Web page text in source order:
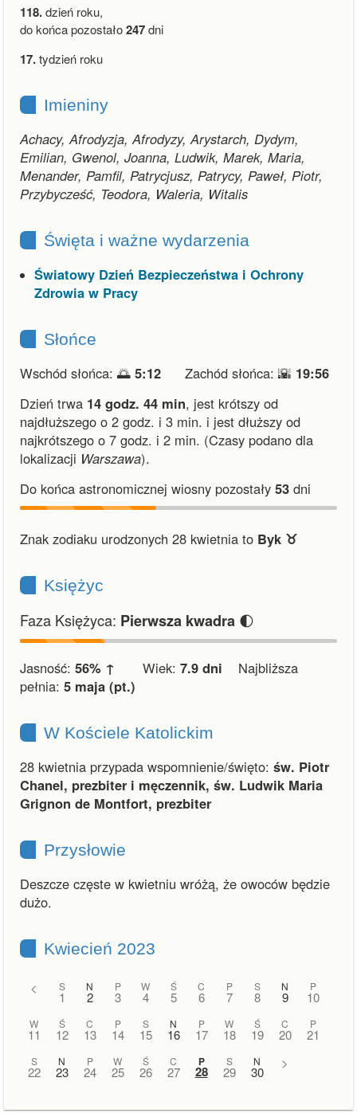
118.dzień roku,
do końca pozostało247dni
17.tydzień roku
Imieniny
Achacy, Afrodyzja, Afrodyzy, Arystarch, Dydym,
Emilian, Gwenol, Joanna, Ludwik, Marek, Maria,
Menander, Pamfil, Patrycjusz, Patrycy, Paweł, Piotr,
Przybycześć, Teodora, Waleria, Witalis
Święta i ważne wydarzenia
Światowy Dzień Bezpieczeństwa i Ochrony
Zdrowia w Pracy
Słońce
Wschód słońca: 🌅 5:12 Zachód słońca: 🌇 19:56
Dzień trwa 14 godz. 44 min, jest krótszy od
najdłuższego o 2 godz. i 3 min. i jest dłuższy od
najkrótszego o 7 godz. i 2 min. (Czasy podano dla
lokalizacji Warszawa).
Do końca astronomicznej wiosny pozostały 53 dni
Znak zodiaku urodzonych 28 kwietnia to Byk ♉︎
Księżyc
Faza Księżyca: Pierwsza kwadra 🌓
Jasność: 56% ↑ Wiek: 7.9 dni Najbliższa
pełnia: 5 maja (pt.)
W Kościele Katolickim
28 kwietnia przypada wspomnienie/święto: św. Piotr
Chanel, prezbiter i męczennik, św. Ludwik Maria
Grignon de Montfort, prezbiter
Przysłowie
Deszcze częste w kwietniu wróżą, że owoców będzie
dużo.
Kwiecień 2023
< S
1
N
2
P
3
W
4
Ś
5
C
6
P
7
S
8
N
9
P
10
W
11
Ś
12
C
13
P
14
S
15
N
16
P
17
W
18
Ś
19
C
20
P
21
S
22
N
23
P
24
W
25
Ś
26
C
27
P
28
S
29
N
30
>